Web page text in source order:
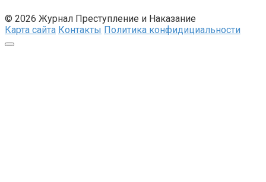
© 2026 Журнал Преступление и Наказание
Карта сайта Контакты Политика конфидициальности